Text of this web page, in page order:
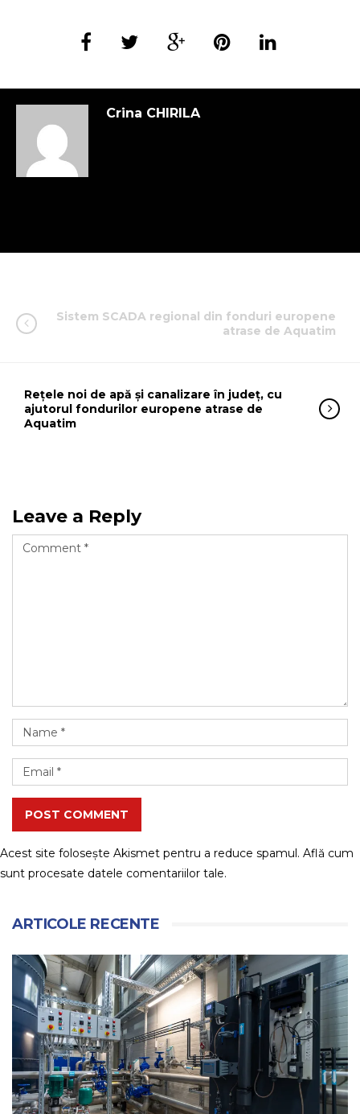
Crina CHIRILA
Sistem SCADA regional din fonduri europene
atrase de Aquatim
Rețele noi de apă și canalizare în județ, cu
ajutorul fondurilor europene atrase de
Aquatim
Leave a Reply
POST COMMENT
Acest site folosește Akismet pentru a reduce spamul. Află cum
sunt procesate datele comentariilor tale.
ARTICOLE RECENTE